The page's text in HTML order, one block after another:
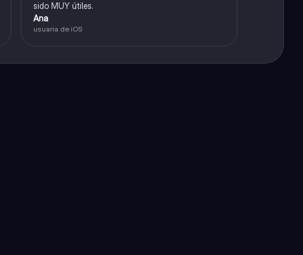
sido MUY útiles.
Ana
usuaria de iOS